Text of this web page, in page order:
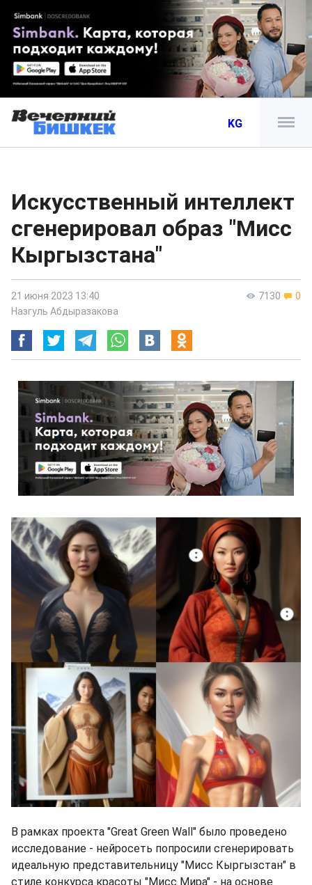
KG
Искусственный интеллект
сгенерировал образ "Мисс
Кыргызстана"
7130 0
21 июня 2023 13:40
Назгуль Абдыразакова
В рамках проекта "Great Green Wall" было проведено
исследование - нейросеть попросили сгенерировать
идеальную представительницу "Мисс Кыргызстан" в
стиле конкурса красоты "Мисс Мира" - на основе